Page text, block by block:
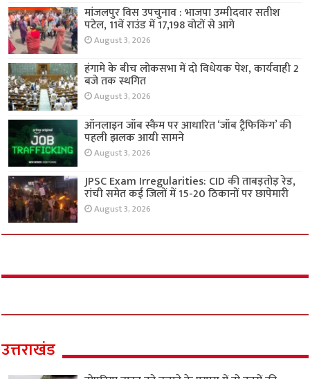
मांजलपुर विस उपचुनाव : भाजपा उम्मीदवार सतीश
पटेल, 11वें राउंड में 17,198 वोटों से आगे
August 3, 2026
हंगामे के बीच लोकसभा में दो विधेयक पेश, कार्यवाही 2
बजे तक स्थगित
August 3, 2026
ऑनलाइन जॉब स्कैम पर आधारित ‘जॉब ट्रैफिकिंग’ की
पहली झलक आयी सामने
August 3, 2026
JPSC Exam Irregularities: CID की ताबड़तोड़ रेड,
रांची समेत कई जिलों में 15-20 ठिकानों पर छापेमारी
August 3, 2026
उत्तराखंड